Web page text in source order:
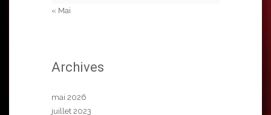
« Mai
Archives
mai 2026
juillet 2023